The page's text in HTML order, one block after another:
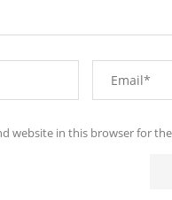
website in this browser for